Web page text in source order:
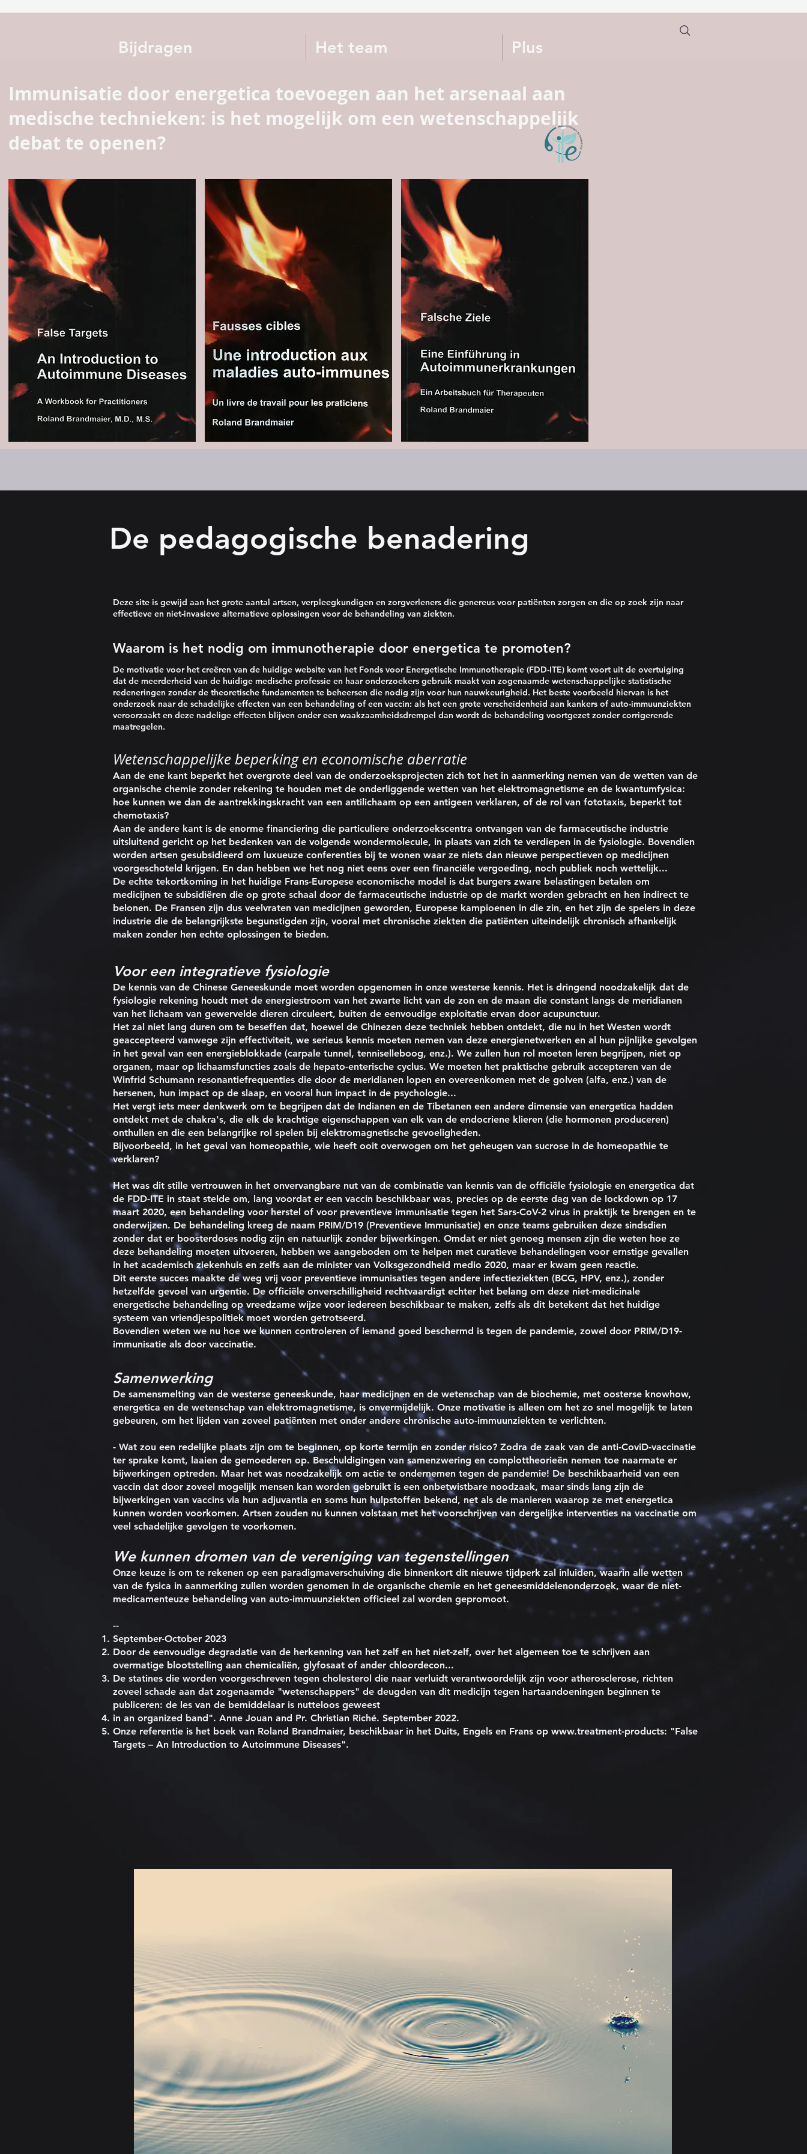
Bijdragen Het team Plus
Immunisatie door energetica toevoegen aan het arsenaal aan
medische technieken: is het mogelijk om een wetenschappelijk
debat te openen?
De pedagogische benadering
Deze site is gewijd aan het grote aantal artsen, verpleegkundigen en zorgverleners die genereus voor patiënten zorgen en die op zoek zijn naar
effectieve en niet-invasieve alternatieve oplossingen voor de behandeling van ziekten.
Waarom is het nodig om immunotherapie door energetica te promoten?
De motivatie voor het creëren van de huidige website van het Fonds voor Energetische Immunotherapie (FDD-ITE) komt voort uit de overtuiging
dat de meerderheid van de huidige medische professie en haar onderzoekers gebruik maakt van zogenaamde wetenschappelijke statistische
redeneringen zonder de theoretische fundamenten te beheersen die nodig zijn voor hun nauwkeurigheid. Het beste voorbeeld hiervan is het
onderzoek naar de schadelijke effecten van een behandeling of een vaccin: als het een grote verscheidenheid aan kankers of auto-immuunziekten
veroorzaakt en deze nadelige effecten blijven onder een waakzaamheidsdrempel dan wordt de behandeling voortgezet zonder corrigerende
maatregelen.
Wetenschappelijke beperking en economische aberratie
Aan de ene kant beperkt het overgrote deel van de onderzoeksprojecten zich tot het in aanmerking nemen van de wetten van de
organische chemie zonder rekening te houden met de onderliggende wetten van het elektromagnetisme en de kwantumfysica:
hoe kunnen we dan de aantrekkingskracht van een antilichaam op een antigeen verklaren, of de rol van fototaxis, beperkt tot
chemotaxis?
Aan de andere kant is de enorme financiering die particuliere onderzoekscentra ontvangen van de farmaceutische industrie
uitsluitend gericht op het bedenken van de volgende wondermolecule, in plaats van zich te verdiepen in de fysiologie. Bovendien
worden artsen gesubsidieerd om luxueuze conferenties bij te wonen waar ze niets dan nieuwe perspectieven op medicijnen
voorgeschoteld krijgen. En dan hebben we het nog niet eens over een financiële vergoeding, noch publiek noch wettelijk...
De echte tekortkoming in het huidige Frans-Europese economische model is dat burgers zware belastingen betalen om
medicijnen te subsidiëren die op grote schaal door de farmaceutische industrie op de markt worden gebracht en hen indirect te
belonen. De Fransen zijn dus veelvraten van medicijnen geworden, Europese kampioenen in die zin, en het zijn de spelers in deze
industrie die de belangrijkste begunstigden zijn, vooral met chronische ziekten die patiënten uiteindelijk chronisch afhankelijk
maken zonder hen echte oplossingen te bieden.
Voor een integratieve fysiologie
De kennis van de Chinese Geneeskunde moet worden opgenomen in onze westerse kennis. Het is dringend noodzakelijk dat de
fysiologie rekening houdt met de energiestroom van het zwarte licht van de zon en de maan die constant langs de meridianen
van het lichaam van gewervelde dieren circuleert, buiten de eenvoudige exploitatie ervan door acupunctuur.
Het zal niet lang duren om te beseffen dat, hoewel de Chinezen deze techniek hebben ontdekt, die nu in het Westen wordt
geaccepteerd vanwege zijn effectiviteit, we serieus kennis moeten nemen van deze energienetwerken en al hun pijnlijke gevolgen
in het geval van een energieblokkade (carpale tunnel, tenniselleboog, enz.). We zullen hun rol moeten leren begrijpen, niet op
organen, maar op lichaamsfuncties zoals de hepato-enterische cyclus. We moeten het praktische gebruik accepteren van de
Winfrid Schumann resonantiefrequenties die door de meridianen lopen en overeenkomen met de golven (alfa, enz.) van de
hersenen, hun impact op de slaap, en vooral hun impact in de psychologie...
Het vergt iets meer denkwerk om te begrijpen dat de Indianen en de Tibetanen een andere dimensie van energetica hadden
ontdekt met de chakra's, die elk de krachtige eigenschappen van elk van de endocriene klieren (die hormonen produceren)
onthullen en die een belangrijke rol spelen bij elektromagnetische gevoeligheden.
Bijvoorbeeld, in het geval van homeopathie, wie heeft ooit overwogen om het geheugen van sucrose in de homeopathie te
verklaren?
Het was dit stille vertrouwen in het onvervangbare nut van de combinatie van kennis van de officiële fysiologie en energetica dat
de FDD-ITE in staat stelde om, lang voordat er een vaccin beschikbaar was, precies op de eerste dag van de lockdown op 17
maart 2020, een behandeling voor herstel of voor preventieve immunisatie tegen het Sars-CoV-2 virus in praktijk te brengen en te
onderwijzen. De behandeling kreeg de naam PRIM/D19 (Preventieve Immunisatie) en onze teams gebruiken deze sindsdien
zonder dat er boosterdoses nodig zijn en natuurlijk zonder bijwerkingen. Omdat er niet genoeg mensen zijn die weten hoe ze
deze behandeling moeten uitvoeren, hebben we aangeboden om te helpen met curatieve behandelingen voor ernstige gevallen
in het academisch ziekenhuis en zelfs aan de minister van Volksgezondheid medio 2020, maar er kwam geen reactie.
Dit eerste succes maakte de weg vrij voor preventieve immunisaties tegen andere infectieziekten (BCG, HPV, enz.), zonder
hetzelfde gevoel van urgentie. De officiële onverschilligheid rechtvaardigt echter het belang om deze niet-medicinale
energetische behandeling op vreedzame wijze voor iedereen beschikbaar te maken, zelfs als dit betekent dat het huidige
systeem van vriendjespolitiek moet worden getrotseerd.
Bovendien weten we nu hoe we kunnen controleren of iemand goed beschermd is tegen de pandemie, zowel door PRIM/D19-
immunisatie als door vaccinatie.
Samenwerking
De samensmelting van de westerse geneeskunde, haar medicijnen en de wetenschap van de biochemie, met oosterse knowhow,
energetica en de wetenschap van elektromagnetisme, is onvermijdelijk. Onze motivatie is alleen om het zo snel mogelijk te laten
gebeuren, om het lijden van zoveel patiënten met onder andere chronische auto-immuunziekten te verlichten.
- Wat zou een redelijke plaats zijn om te beginnen, op korte termijn en zonder risico? Zodra de zaak van de anti-CoviD-vaccinatie
ter sprake komt, laaien de gemoederen op. Beschuldigingen van samenzwering en complottheorieën nemen toe naarmate er
bijwerkingen optreden. Maar het was noodzakelijk om actie te ondernemen tegen de pandemie! De beschikbaarheid van een
vaccin dat door zoveel mogelijk mensen kan worden gebruikt is een onbetwistbare noodzaak, maar sinds lang zijn de
bijwerkingen van vaccins via hun adjuvantia en soms hun hulpstoffen bekend, net als de manieren waarop ze met energetica
kunnen worden voorkomen. Artsen zouden nu kunnen volstaan met het voorschrijven van dergelijke interventies na vaccinatie om
veel schadelijke gevolgen te voorkomen.
We kunnen dromen van de vereniging van tegenstellingen
Onze keuze is om te rekenen op een paradigmaverschuiving die binnenkort dit nieuwe tijdperk zal inluiden, waarin alle wetten
van de fysica in aanmerking zullen worden genomen in de organische chemie en het geneesmiddelenonderzoek, waar de niet-
medicamenteuze behandeling van auto-immuunziekten officieel zal worden gepromoot.
--
September-October 2023
Door de eenvoudige degradatie van de herkenning van het zelf en het niet-zelf, over het algemeen toe te schrijven aan
overmatige blootstelling aan chemicaliën, glyfosaat of ander chloordecon...
De statines die worden voorgeschreven tegen cholesterol die naar verluidt verantwoordelijk zijn voor atherosclerose, richten
zoveel schade aan dat zogenaamde "wetenschappers" de deugden van dit medicijn tegen hartaandoeningen beginnen te
publiceren: de les van de bemiddelaar is nutteloos geweest
in an organized band". Anne Jouan and Pr. Christian Riché. September 2022.
Onze referentie is het boek van Roland Brandmaier, beschikbaar in het Duits, Engels en Frans op www.treatment-products: "False
Targets – An Introduction to Autoimmune Diseases".